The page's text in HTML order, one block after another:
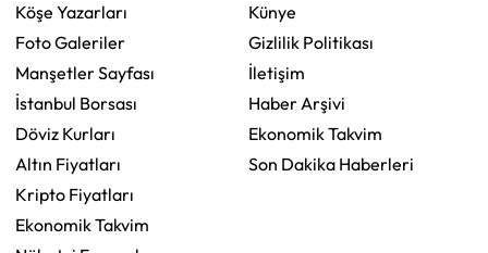
Köşe Yazarları
Foto Galeriler
Manşetler Sayfası
İstanbul Borsası
Döviz Kurları
Altın Fiyatları
Kripto Fiyatları
Ekonomik Takvim
Künye
Gizlilik Politikası
İletişim
Haber Arşivi
Ekonomik Takvim
Son Dakika Haberleri